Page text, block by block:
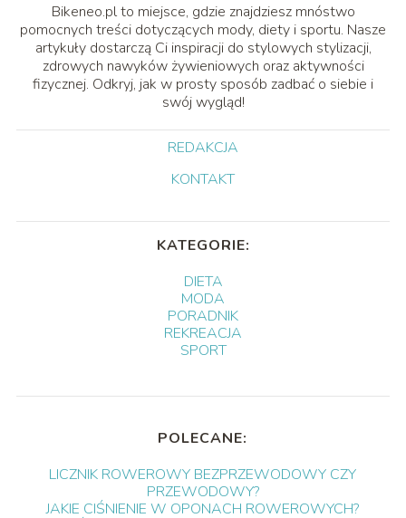
Bikeneo.pl to miejsce, gdzie znajdziesz mnóstwo
pomocnych treści dotyczących mody, diety i sportu. Nasze
artykuły dostarczą Ci inspiracji do stylowych stylizacji,
zdrowych nawyków żywieniowych oraz aktywności
fizycznej. Odkryj, jak w prosty sposób zadbać o siebie i
swój wygląd!
REDAKCJA
KONTAKT
KATEGORIE:
DIETA
MODA
PORADNIK
REKREACJA
SPORT
POLECANE:
LICZNIK ROWEROWY BEZPRZEWODOWY CZY
PRZEWODOWY?
JAKIE CIŚNIENIE W OPONACH ROWEROWYCH?